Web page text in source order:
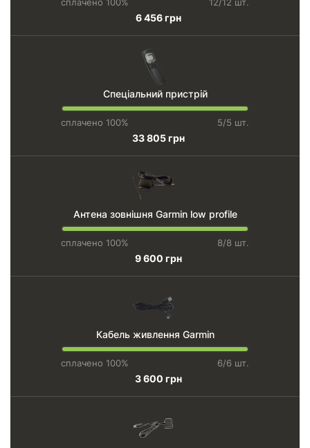
сплачено 100% 12/12 шт.
6 456 грн
Спеціальний пристрій
сплачено 100% 5/5 шт.
33 805 грн
Антена зовнішня Garmin low profile
сплачено 100% 8/8 шт.
9 600 грн
Кабель живлення Garmin
сплачено 100% 6/6 шт.
3 600 грн